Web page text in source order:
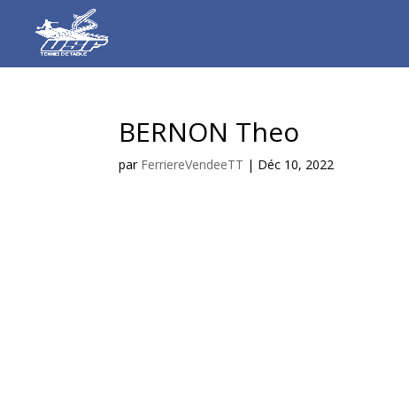
BERNON Theo
par FerriereVendeeTT | Déc 10, 2022